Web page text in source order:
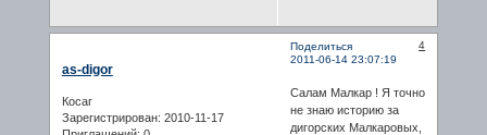
Поделиться
4
2011-06-14 23:07:19
as-digor
Косаг
Зарегистрирован: 2010-11-17
Салам Малкар ! Я точно
не знаю историю за
дигорских Малкаровых,